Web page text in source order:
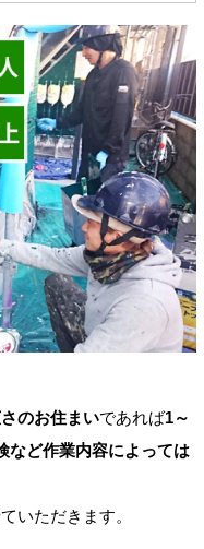
のお住まいであれば1～
など作業内容によっては
いただきます。